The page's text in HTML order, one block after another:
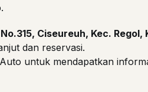
Ciseureuh, Kec.
dan reservasi.
untuk mendapatkan